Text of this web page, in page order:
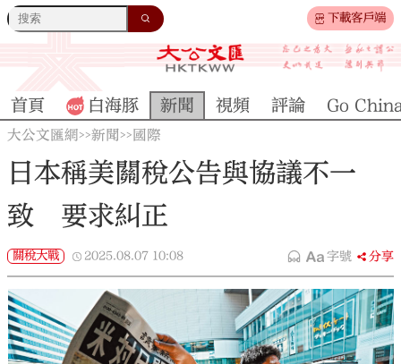
下載客戶端
首頁 白海豚 新聞 視頻 評論 Go
大公文匯網>>新聞>> 國際
日本稱美關稅公告與協議不一
致 要求糾正
關稅大戰 2025.08.07 10:08 字號 分享